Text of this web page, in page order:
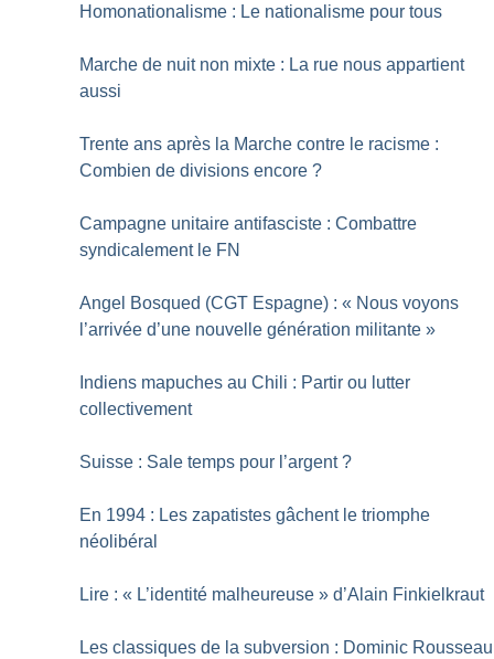
Homonationalisme : Le nationalisme pour tous
Marche de nuit non mixte : La rue nous appartient
aussi
Trente ans après la Marche contre le racisme :
Combien de divisions encore ?
Campagne unitaire antifasciste : Combattre
syndicalement le FN
Angel Bosqued (CGT Espagne) : « Nous voyons
l’arrivée d’une nouvelle génération militante »
Indiens mapuches au Chili : Partir ou lutter
collectivement
Suisse : Sale temps pour l’argent ?
En 1994 : Les zapatistes gâchent le triomphe
néolibéral
Lire : « L’identité malheureuse » d’Alain Finkielkraut
Les classiques de la subversion : Dominic Rousseau